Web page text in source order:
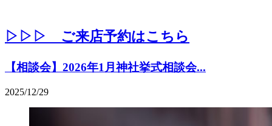
▷▷▷ ご来店予約はこちら
【相談会】2026年1月神社挙式相談会...
2025/12/29